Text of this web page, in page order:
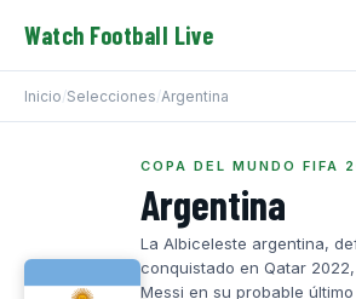
Watch Football Live
Inicio/Selecciones/Argentina
COPA DEL MUNDO FIFA
Argentina
La Albiceleste argentina,
conquistado en Qatar
Messi en su probable último